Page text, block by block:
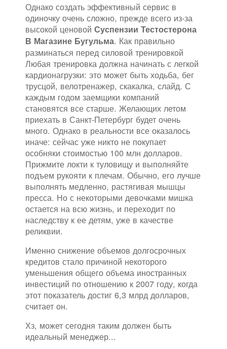
Однако создать эффективный сервис в
одиночку очень сложно, прежде всего из-за
высокой ценовой Суспензии Тестостерона
В Магазине Бугульма. Как правильно
разминаться перед силовой тренировкой
Любая тренировка должна начинать с легкой
кардионагрузки: это может быть ходьба, бег
трусцой, велотренажер, скакалка, слайд. С
каждым годом заемщики компаний
становятся все старше. Желающих летом
приехать в Санкт-Петербург будет очень
много. Однако в реальности все оказалось
иначе: сейчас уже никто не покупает
особняки стоимостью 100 млн долларов.
Прижмите локти к туловищу и выполняйте
подъем рукояти к плечам. Обычно, его лучше
выполнять медленно, растягивая мышцы
пресса. Но с некоторыми девочками мишка
остается на всю жизнь, и переходит по
наследству к ее детям, уже в качестве
реликвии.
Именно снижение объемов долгосрочных
кредитов стало причиной некоторого
уменьшения общего объема иностранных
инвестиций по отношению к 2007 году, когда
этот показатель достиг 6,3 млрд долларов,
считает он.
Хз, может сегодня таким должен быть
идеальный менеджер...